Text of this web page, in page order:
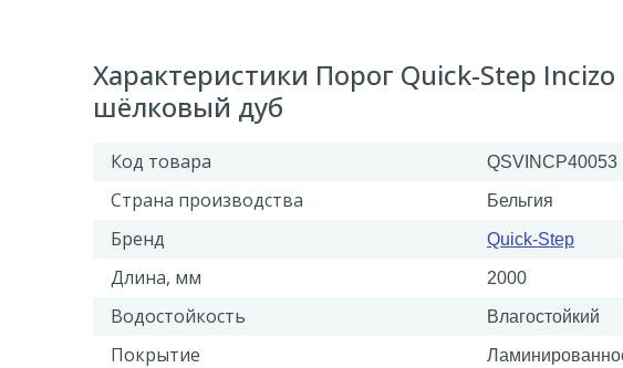
Характеристики Порог Quick-Step
шёлковый дуб
Код товара QSVINCP40053
Страна производства Бельгия
Бренд Quick-Step
Длина, мм 2000
Водостойкость Влагостойкий
Покрытие